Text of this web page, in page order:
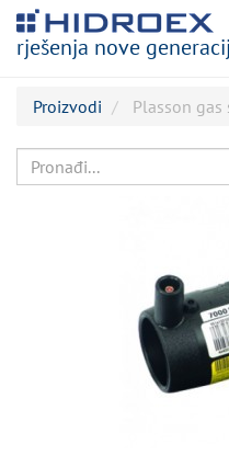
rješenja nove
Proizvodi Plasson